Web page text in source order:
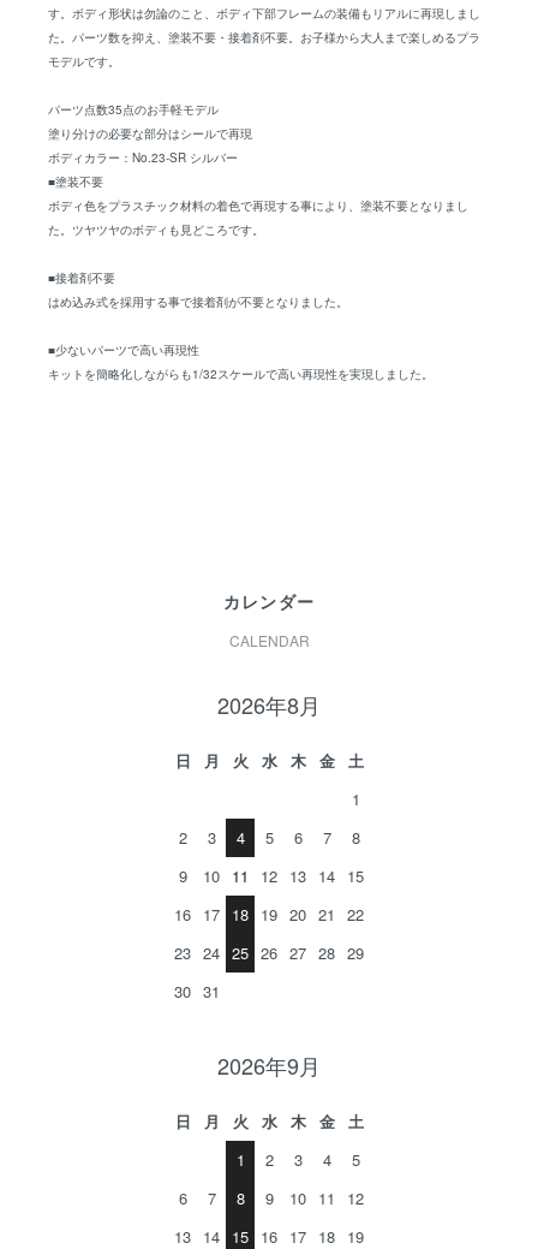
す。ボディ形状は勿論のこと、ボディ下部フレームの装備もリアルに再現しまし
た。パーツ数を抑え、塗装不要・接着剤不要。お子様から大人まで楽しめるプラ
モデルです。
パーツ点数35点のお手軽モデル
塗り分けの必要な部分はシールで再現
ボディカラー：No.23-SR シルバー
■塗装不要
ボディ色をプラスチック材料の着色で再現する事により、塗装不要となりまし
た。ツヤツヤのボディも見どころです。
■接着剤不要
はめ込み式を採用する事で接着剤が不要となりました。
■少ないパーツで高い再現性
キットを簡略化しながらも1/32スケールで高い再現性を実現しました。
カレンダー
CALENDAR
2026年8月
日 月 火 水 木 金
土
1
2
3 4 5 6 7
8
9
10 11 12 13 14 15
16 17 18 19 20 21
22
23 24 25 26 27 28 29
30 31
2026年9月
日 月 火 水 木 金
土
1
2 3 4
5
6
7 8 9 10 11
12
13 14 15 16 17 18 19